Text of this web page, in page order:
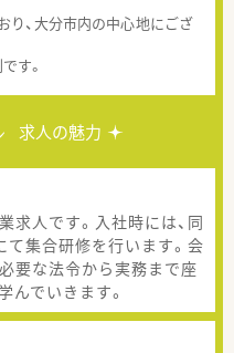
、大分市内の中心地にござ
す。
求人の魅力
求人です。入社時には、同
集合研修を行います。会
要な法令から実務まで座
んでいきます。